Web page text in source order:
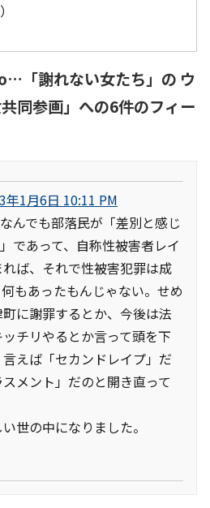
「謝れない女たち」の ウ
同参画」への6件のフィー
年1月6日 10:11 PM
んでも部落民が「差別と感じ
であって、自称性被害者レイ
ば、それで性被害犯罪は成
もあったもんじゃない。せめ
に謝罪するとか、今後は法
チリやるとか言って頭を下
えば「セカンドレイプ」だ
メント」だのと開き直って
世の中になりました。